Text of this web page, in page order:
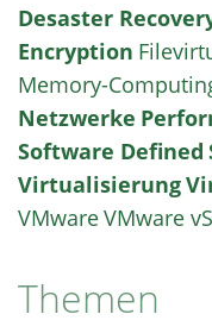
Desaster
Encryption
Memory-
Netzwerke
Software Defined
Virtualisierung
VMwareVMware
Themen